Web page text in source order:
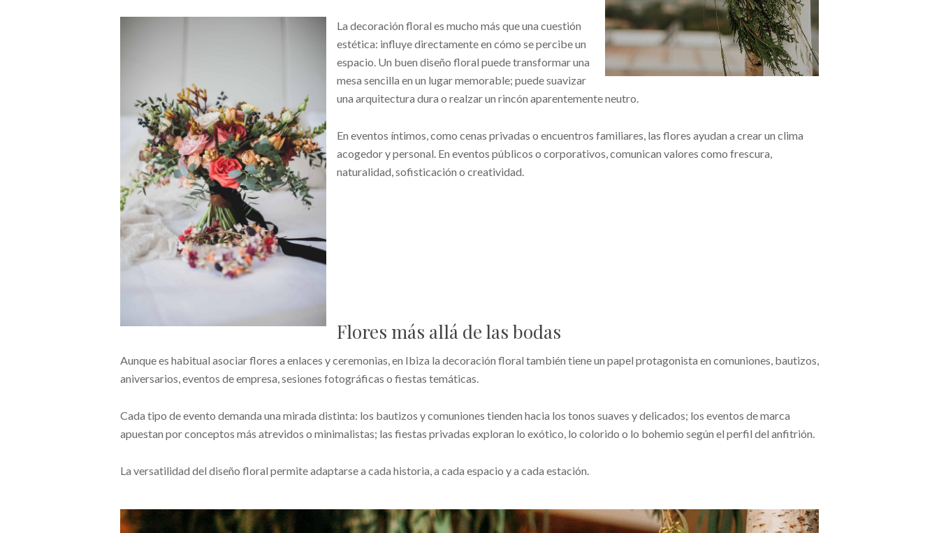
La decoración floral es mucho más que una cuestión
estética: influye directamente en cómo se percibe un
espacio. Un buen diseño floral puede transformar una
mesa sencilla en un lugar memorable; puede suavizar
una arquitectura dura o realzar un rincón aparentemente neutro.
En eventos íntimos, como cenas privadas o encuentros familiares, las flores ayudan a crear un clima
acogedor y personal. En eventos públicos o corporativos, comunican valores como frescura,
naturalidad, sofisticación o creatividad.
Flores más allá de las bodas
Aunque es habitual asociar flores a enlaces y ceremonias, en Ibiza la decoración floral también tiene un papel protagonista en comuniones, bautizos,
aniversarios, eventos de empresa, sesiones fotográficas o fiestas temáticas.
Cada tipo de evento demanda una mirada distinta: los bautizos y comuniones tienden hacia los tonos suaves y delicados; los eventos de marca
apuestan por conceptos más atrevidos o minimalistas; las fiestas privadas exploran lo exótico, lo colorido o lo bohemio según el perfil del anfitrión.
La versatilidad del diseño floral permite adaptarse a cada historia, a cada espacio y a cada estación.